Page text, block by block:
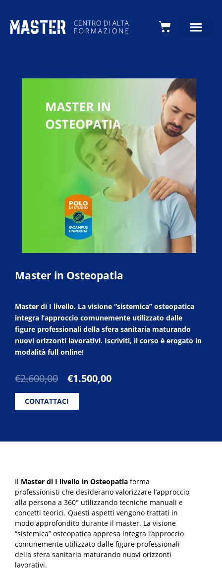
Carrello
Master in Osteopatia
Master di I livello. La visione “sistemica” osteopatica
integra l’approccio comunemente utilizzato dalle
figure professionali della sfera sanitaria maturando
nuovi orizzonti lavorativi. Iscriviti, il corso è erogato in
modalità full online!
€2.600,00
Il
originale
era:
€1.500,00Il
CONTATTACI
Il Master di I livello in Osteopatia forma
professionisti che desiderano valorizzare l’approccio
alla persona a 360° utilizzando tecniche manuali e
concetti teorici. Questi aspetti vengono trattati in
modo approfondito durante il master. La visione
“sistemica” osteopatica appresa integra l’approccio
comunemente utilizzato dalle figure professionali
della sfera sanitaria maturando nuovi orizzonti
lavorativi.